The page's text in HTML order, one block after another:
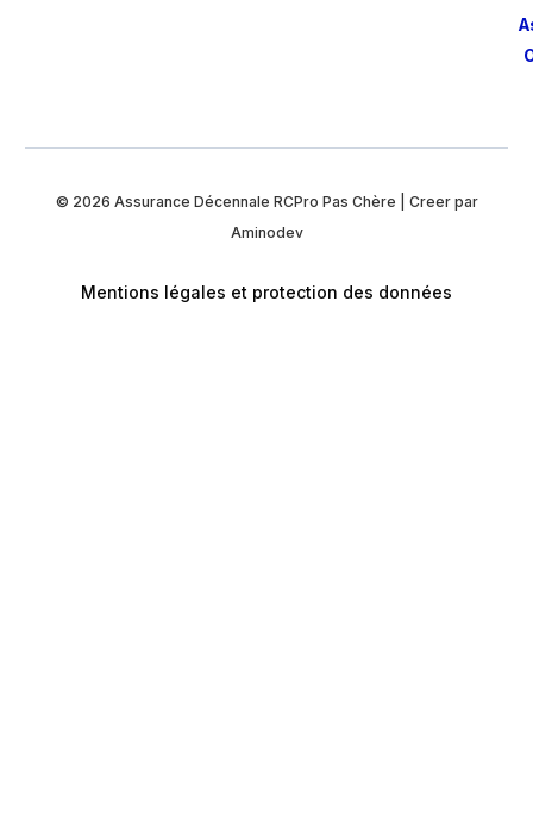
© 2026 Assurance Décennale RCPro Pas Chère | Creer par
Aminodev
Mentions légales et protection des données